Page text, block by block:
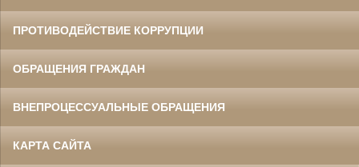
ПРОТИВОДЕЙСТВИЕ КОРРУПЦИИ
ОБРАЩЕНИЯ ГРАЖДАН
ВНЕПРОЦЕССУАЛЬНЫЕ ОБРАЩЕНИЯ
КАРТА САЙТА